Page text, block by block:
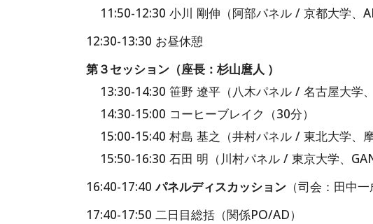
11:50-12:30 小川 剛伸（阿部パネル / 京都大学、
12:30-13:30 お昼休憩
第３セッション（座長： 杉山麿人 ）
13:30-14:30 笹野 遼平（八木パネル / 名古屋大学
14:30-15:00 コーヒーブレイク（30分）
15:00-15:40 村島 基之（井村パネル / 東北大学、
15:50-16:30 石田 明（川村パネル / 東京大学、
16:40-17:40パネルディスカッション（司会：田中
17:40-17:50 二日目総括（関係PO/AD）